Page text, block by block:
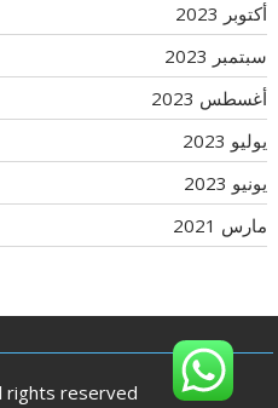
أكتوبر 2023
سبتمبر 2023
أغسطس 2023
يوليو 2023
يونيو 2023
مارس 2021
rights reserved